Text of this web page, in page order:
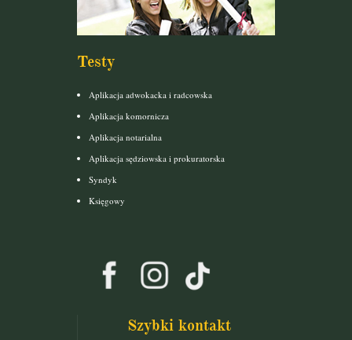
Testy
Aplikacja adwokacka i radcowska
Aplikacja komornicza
Aplikacja notarialna
Aplikacja sędziowska i prokuratorska
Syndyk
Księgowy
Szybki kontakt